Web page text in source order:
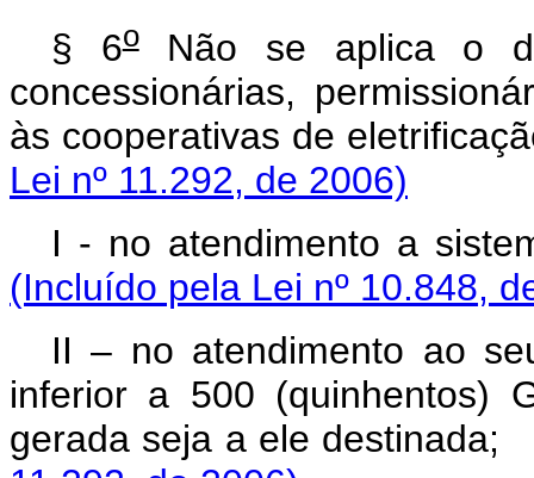
§ 6oNão se aplica o
concessionárias,
às cooperativas de
Lei nº 11.292, de 2006)
I - no atendimento a
(Incluído pela Lei nº 10.848,
II – no atendimento ao
inferior a 500 (quinhentos)
gerada seja a ele destinada;